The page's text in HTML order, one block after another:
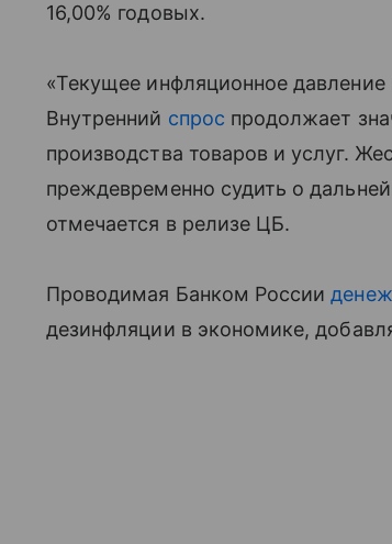
16,00% годовых.
«Текущее инфляционное давление
Внутренний спрос продолжает
производства товаров и услуг.
преждевременно судить о
отмечается в релизе ЦБ.
Проводимая Банком России
дезинфляции в экономике,